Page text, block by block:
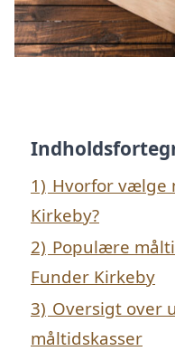
1) Hvorfor vælge
Kirkeby?
2) Populære
Funder Kirkeby
3) Oversigt over
måltidskasser